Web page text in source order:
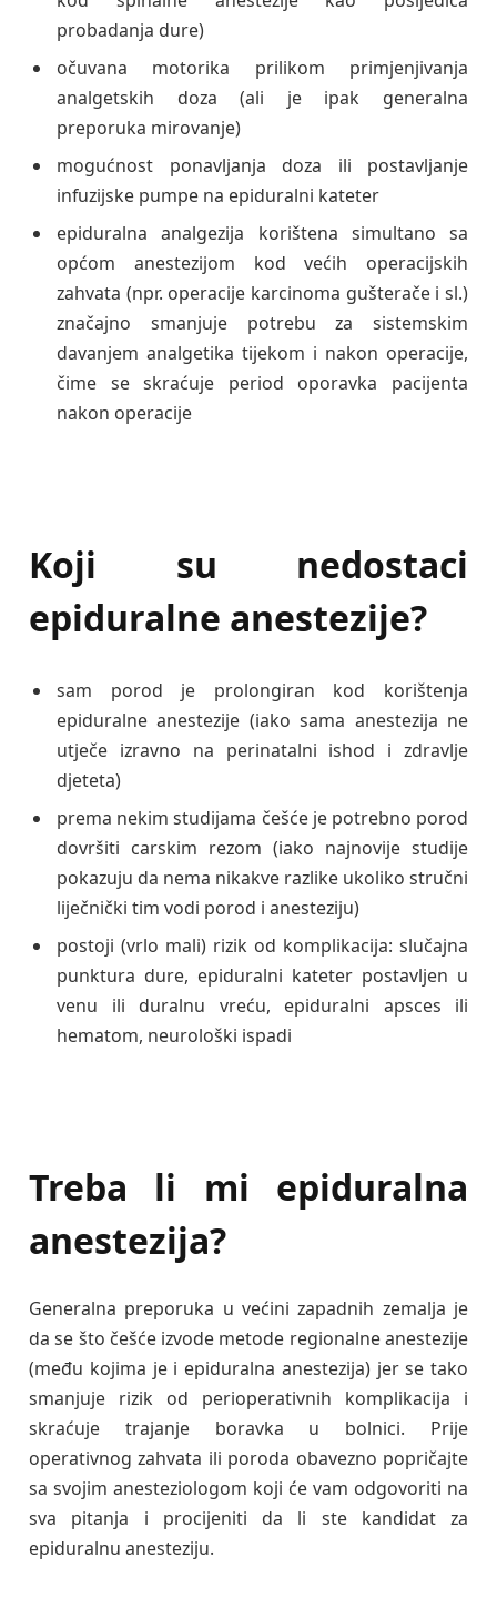
probadanja dure)
očuvana motorika prilikom primjenjivanja
analgetskih doza (ali je ipak generalna
preporuka mirovanje)
mogućnost ponavljanja doza ili postavljanje
infuzijske pumpe na epiduralni kateter
epiduralna analgezija korištena simultano sa
općom anestezijom kod većih operacijskih
zahvata (npr. operacije karcinoma gušterače i sl.)
značajno smanjuje potrebu za sistemskim
davanjem analgetika tijekom i nakon operacije,
čime se skraćuje period oporavka pacijenta
nakon operacije
Koji su nedostaci
epiduralne anestezije?
sam porod je prolongiran kod korištenja
epiduralne anestezije (iako sama anestezija ne
utječe izravno na perinatalni ishod i zdravlje
djeteta)
prema nekim studijama češće je potrebno porod
dovršiti carskim rezom (iako najnovije studije
pokazuju da nema nikakve razlike ukoliko stručni
liječnički tim vodi porod i anesteziju)
postoji (vrlo mali) rizik od komplikacija: slučajna
punktura dure, epiduralni kateter postavljen u
venu ili duralnu vreću, epiduralni apsces ili
hematom, neurološki ispadi
Treba li mi epiduralna
anestezija?
Generalna preporuka u većini zapadnih zemalja je
da se što češće izvode metode regionalne anestezije
(među kojima je i epiduralna anestezija) jer se tako
smanjuje rizik od perioperativnih komplikacija i
skraćuje trajanje boravka u bolnici. Prije
operativnog zahvata ili poroda obavezno popričajte
sa svojim anesteziologom koji će vam odgovoriti na
sva pitanja i procijeniti da li ste kandidat za
epiduralnu anesteziju.